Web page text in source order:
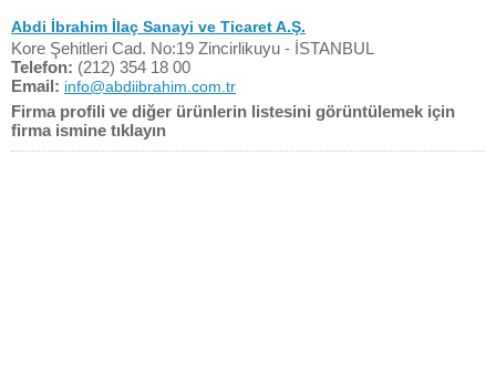
Abdi İbrahim İlaç Sanayi ve Ticaret A.Ş.
Kore Şehitleri Cad. No:19 Zincirlikuyu - İSTANBUL
Telefon: (212) 354 18 00
Email: info@abdiibrahim.com.tr
Firma profili ve diğer ürünlerin listesini görüntülemek için
firma ismine tıklayın